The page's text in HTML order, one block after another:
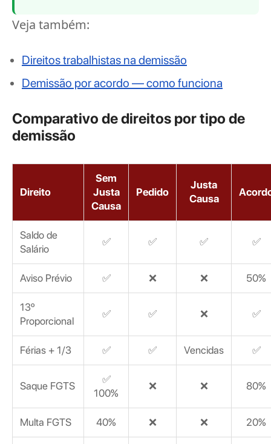
Veja também:
Direitos trabalhistas na demissão
Demissão por acordo — como funciona
Comparativo de direitos por tipo de
demissão
Direito
Sem
Justa
Causa
Pedido
Justa
Causa
Saldo de
Salário
✅ ✅ ✅ ✅
Aviso Prévio ✅ ❌ ❌ 50%
13º
Proporcional
✅ ✅ ❌ ✅
Férias + 1/3 ✅ ✅ Vencidas ✅
Saque FGTS
✅
100%
❌ ❌ 80%
Multa FGTS 40% ❌ ❌ 20%